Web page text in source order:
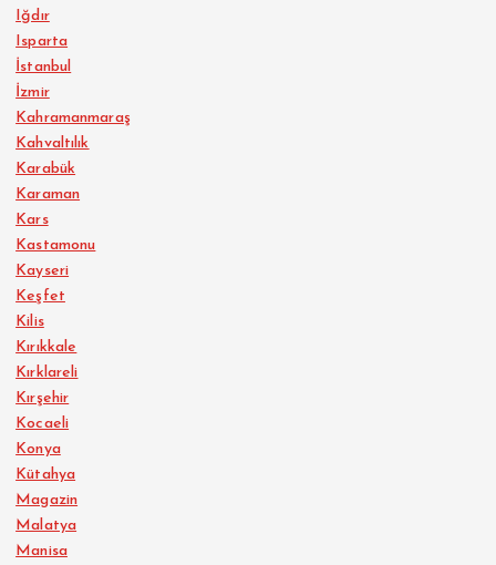
Iğdır
Isparta
İstanbul
İzmir
Kahramanmaraş
Kahvaltılık
Karabük
Karaman
Kars
Kastamonu
Kayseri
Keşfet
Kilis
Kırıkkale
Kırklareli
Kırşehir
Kocaeli
Konya
Kütahya
Magazin
Malatya
Manisa